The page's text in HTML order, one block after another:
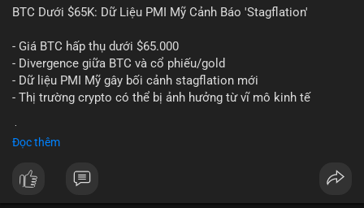
📰 Nguồn: Cointelegraph
BTC Dưới $65K: Dữ Liệu PMI Mỹ Cảnh Báo 'Stagflation'
- Giá BTC hấp thụ dưới $65.000
- Divergence giữa BTC và cổ phiếu/gold
- Dữ liệu PMI Mỹ gây bối cảnh stagflation mới
- Thị trường crypto có thể bị ảnh hưởng từ vĩ mô kinh tế
📰 Nguồn: Cointelegraph
Đọc thêm